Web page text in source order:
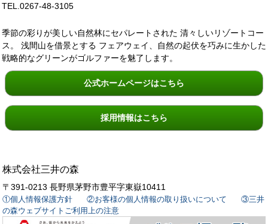
TEL.0267-48-3105
季節の彩りが美しい自然林にセパレートされた 清々しいリゾートコー
ス。 浅間山を借景とする フェアウェイ、自然の起伏を巧みに生かした
戦略的なグリーンがゴルファーを魅了します。
公式ホームページはこちら
採用情報はこちら
株式会社三井の森
〒391‐0213 長野県茅野市豊平字東嶽10411
①個人情報保護方針 ②お客様の個人情報の取り扱いについて
③三井
の森ウェブサイトご利用上の注意